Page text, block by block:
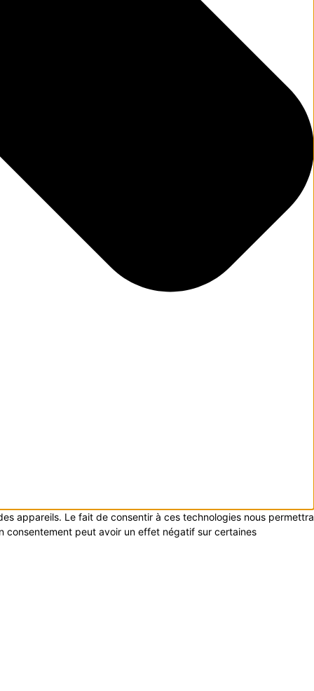
appareils. Le fait de consentir à ces technologies nous permettra
consentement peut avoir un effet négatif sur certaines